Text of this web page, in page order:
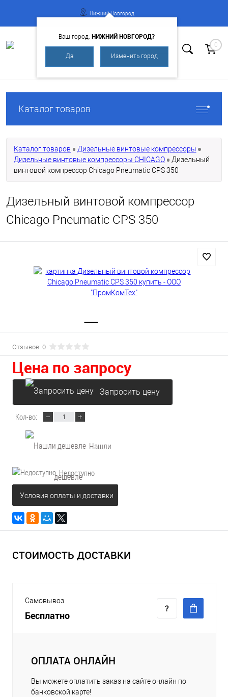
Нижний Новгород
Ваш город: НИЖНИЙ НОВГОРОД?
Да Изменить город
0
Каталог товаров
Каталог товаров
Дизельные винтовые компрессоры
Дизельные винтовые компрессоры CHICAGO
Дизельный
винтовой компрессор Chicago Pneumatic CPS 350
Дизельный винтовой компрессор
Chicago Pneumatic CPS 350
Отзывов: 0
Цена по запросу
Запросить цену
Кол-во:
Нашли
дешевле
Недоступно
Условия оплаты и доставки
СТОИМОСТЬ ДОСТАВКИ
Самовывоз
Бесплатно
ОПЛАТА ОНЛАЙН
Вы можете оплатить заказ на сайте онлайн по
банковской карте!